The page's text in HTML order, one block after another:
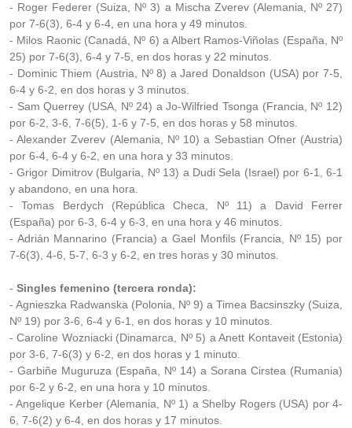
- Roger Federer (Suiza, Nº 3) a Mischa Zverev (Alemania, Nº 27)
por 7-6(3), 6-4 y 6-4, en una hora y 49 minutos.
- Milos Raonic (Canadá, Nº 6) a Albert Ramos-Viñolas (España, Nº
25) por 7-6(3), 6-4 y 7-5, en dos horas y 22 minutos.
- Dominic Thiem (Austria, Nº 8) a Jared Donaldson (USA) por 7-5,
6-4 y 6-2, en dos horas y 3 minutos.
- Sam Querrey (USA, Nº 24) a Jo-Wilfried Tsonga (Francia, Nº 12)
por 6-2, 3-6, 7-6(5), 1-6 y 7-5, en dos horas y 58 minutos.
- Alexander Zverev (Alemania, Nº 10) a Sebastian Ofner (Austria)
por 6-4, 6-4 y 6-2, en una hora y 33 minutos.
- Grigor Dimitrov (Bulgaria, Nº 13) a Dudi Sela (Israel) por 6-1, 6-1
y abandono, en una hora.
- Tomas Berdych (República Checa, Nº 11) a David Ferrer
(España) por 6-3, 6-4 y 6-3, en una hora y 46 minutos.
- Adrián Mannarino (Francia) a Gael Monfils (Francia, Nº 15) por
7-6(3), 4-6, 5-7, 6-3 y 6-2, en tres horas y 30 minutos.
- Singles femenino (tercera ronda):
- Agnieszka Radwanska (Polonia, Nº 9) a Timea Bacsinszky (Suiza,
Nº 19) por 3-6, 6-4 y 6-1, en dos horas y 10 minutos.
- Caroline Wozniacki (Dinamarca, Nº 5) a Anett Kontaveit (Estonia)
por 3-6, 7-6(3) y 6-2, en dos horas y 1 minuto.
- Garbiñe Muguruza (España, Nº 14) a Sorana Cirstea (Rumania)
por 6-2 y 6-2, en una hora y 10 minutos.
- Angelique Kerber (Alemania, Nº 1) a Shelby Rogers (USA) por 4-
6, 7-6(2) y 6-4, en dos horas y 17 minutos.